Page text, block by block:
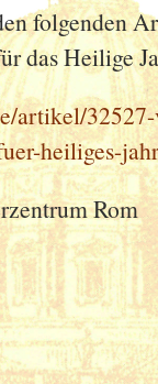
folgenden
das Heilige
artikel/
heiliges-
Rom